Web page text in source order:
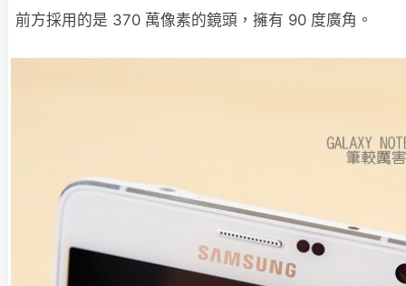
前方採用的是 370 萬像素的鏡頭，擁有 90 度廣角。